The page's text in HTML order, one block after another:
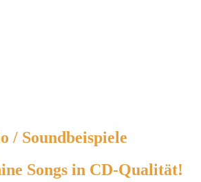
/ Soundbeispiele
Songs in CD-Qualität!